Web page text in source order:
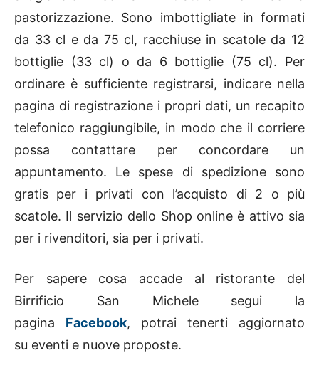
pastorizzazione. Sono imbottigliate in formati
da 33 cl e da 75 cl, racchiuse in scatole da 12
bottiglie (33 cl) o da 6 bottiglie (75 cl). Per
ordinare è sufficiente registrarsi, indicare nella
pagina di registrazione i propri dati, un recapito
telefonico raggiungibile, in modo che il corriere
possa contattare per concordare un
appuntamento. Le spese di spedizione sono
gratis per i privati con l’acquisto di 2 o più
scatole. Il servizio dello Shop online è attivo sia
per i rivenditori, sia per i privati.
Per sapere cosa accade al ristorante del
Birrificio San Michele segui la
pagina Facebook, potrai tenerti aggiornato
su eventi e nuove proposte.